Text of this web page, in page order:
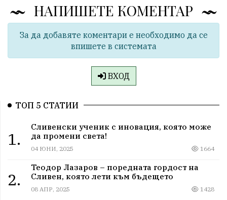
НАПИШЕТЕ КОМЕНТАР
За да добавяте коментари е необходимо да се
впишете в системата
ВХОД
ТОП 5 СТАТИИ
1.
Сливенски ученик с иновация, която може
да промени света!
04 ЮНИ, 2025 1664
2.
Теодор Лазаров – поредната гордост на
Сливен, която лети към бъдещето
08 АПР, 2025 1428